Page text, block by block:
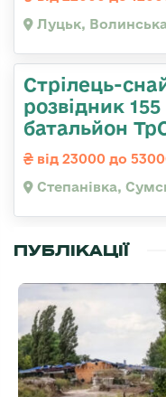
Луцьк,
Стрілець-
розвідник
батальйон
від 23000 до
Степанівка,
ПУБЛІКАЦІЇ